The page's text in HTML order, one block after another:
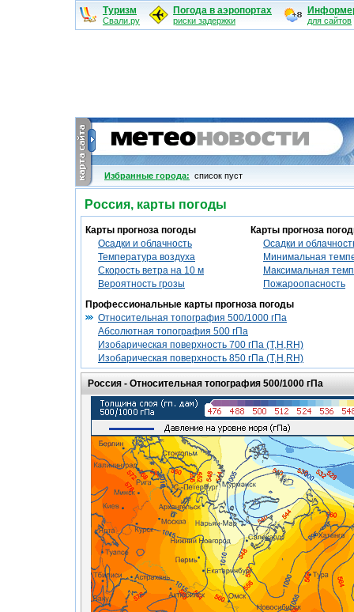
Туризм
Свали.ру
Погода в аэропортах
риски задержки для сайтов
Избранные города: cписок пуст
Россия, карты погоды
Карты прогноза погоды
Осадки и облачность
Температура воздуха
Скорость ветра на 10 м
Вероятность грозы
Карты прогноза
Осадки и
Минимальная
Максимальная
Пожароопасность
Профессиональные карты прогноза погоды
Относительная топография 500/1000 гПа
Абсолютная топография 500 гПа
Изобарическая поверхность 700 гПа (T,H,RH)
Изобарическая поверхность 850 гПа (T,H,RH)
Россия - Относительная топография 500/1000 гПа